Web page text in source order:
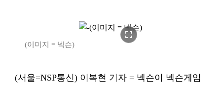
fullscreen
(이미지 = 넥슨)
(서울=NSP통신) 이복현 기자 = 넥슨이 넥슨게임